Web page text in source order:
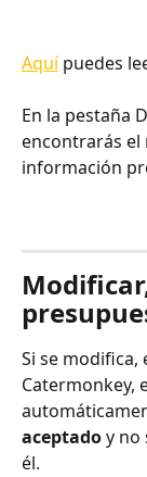
Aquí puedes
En la pestaña
encontrarás el
información
Si se modifica,
Catermonkey,
aceptado y no
él.